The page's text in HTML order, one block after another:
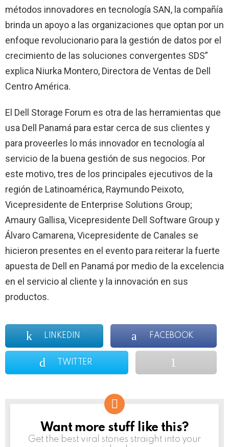
métodos innovadores en tecnología SAN, la compañía
brinda un apoyo a las organizaciones que optan por un
enfoque revolucionario para la gestión de datos por el
crecimiento de las soluciones convergentes SDS”
explica Niurka Montero, Directora de Ventas de Dell
Centro América.
El Dell Storage Forum es otra de las herramientas que
usa Dell Panamá para estar cerca de sus clientes y
para proveerles lo más innovador en tecnología al
servicio de la buena gestión de sus negocios. Por
este motivo, tres de los principales ejecutivos de la
región de Latinoamérica, Raymundo Peixoto,
Vicepresidente de Enterprise Solutions Group;
Amaury Gallisa, Vicepresidente Dell Software Group y
Álvaro Camarena, Vicepresidente de Canales se
hicieron presentes en el evento para reiterar la fuerte
apuesta de Dell en Panamá por medio de la excelencia
en el servicio al cliente y la innovación en sus
productos.
LINKEDIN FACEBOOK
TWITTER
NEWSLETTER
Want more stuff like this?
Get the best viral stories straight into your